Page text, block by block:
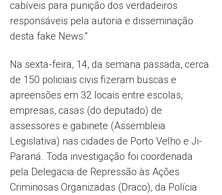
cabíveis para punição dos verdadeiros
responsáveis pela autoria e disseminação
desta fake News.”
Na sexta-feira, 14, da semana passada, cerca
de 150 policiais civis fizeram buscas e
apreensões em 32 locais entre escolas,
empresas, casas (do deputado) de
assessores e gabinete (Assembleia
Legislativa) nas cidades de Porto Velho e Ji-
Paraná. Toda investigação foi coordenada
pela Delegacia de Repressão às Ações
Criminosas Organizadas (Draco), da Polícia